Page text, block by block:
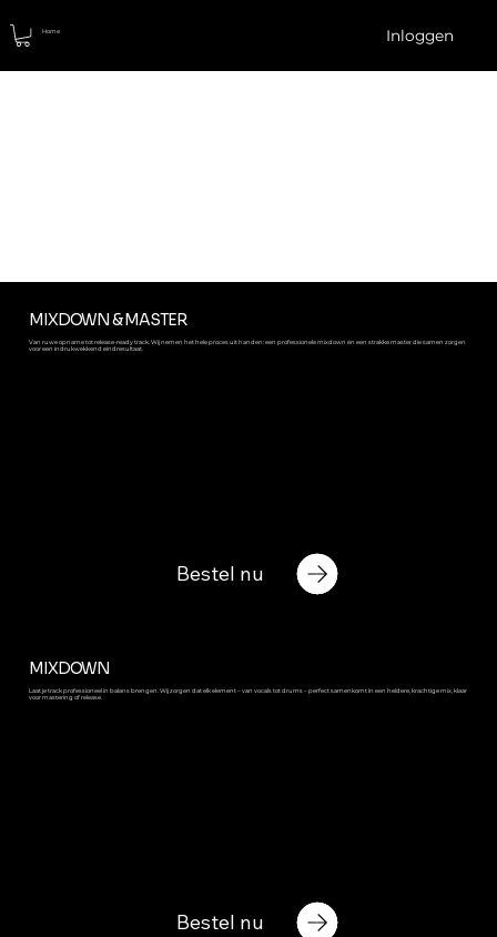
Home Inloggen
MIXDOWN & MASTER
Van ruwe opname tot release-ready track. Wij nemen het hele proces uit handen: een professionele mixdown én een strakke master die samen zorgen
voor een indrukwekkend eindresultaat.
Bestel nu
MIXDOWN
Laat je track professioneel in balans brengen. Wij zorgen dat elk element – van vocals tot drums – perfect samenkomt in een heldere, krachtige mix, klaar
voor mastering of release.
Bestel nu